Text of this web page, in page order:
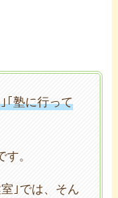
｢塾に行って
。
｣では、そん